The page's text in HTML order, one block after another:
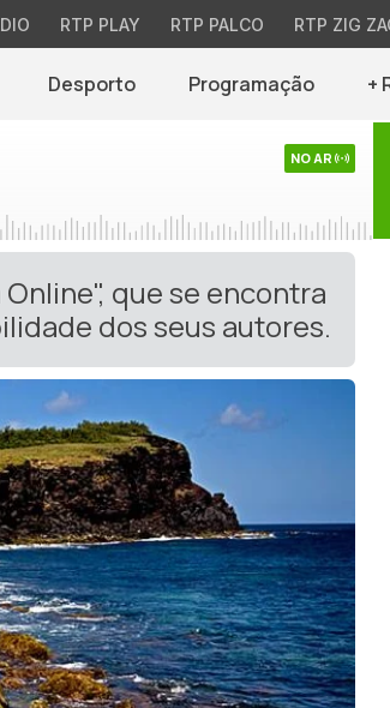
RTP PLAY RTP PALCO RTP ZIG
Desporto Programação +
NO AR
que se encontra
dos seus autores.